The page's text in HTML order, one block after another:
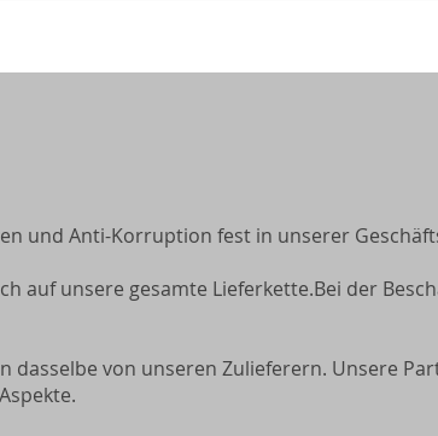
und Anti-Korruption fest in unserer
unsere gesamte Lieferkette.Bei der
von unseren Zulieferern. Unsere